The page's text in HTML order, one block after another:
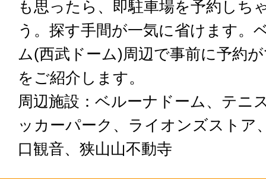
も思ったら、即駐車場を予約しち
う。探す手間が一気に省けます。
ム(西武ドーム)周辺で事前に予約
をご紹介します。
周辺施設：ベルーナドーム、テニ
ッカーパーク、ライオンズストア
口観音、狭山山不動寺